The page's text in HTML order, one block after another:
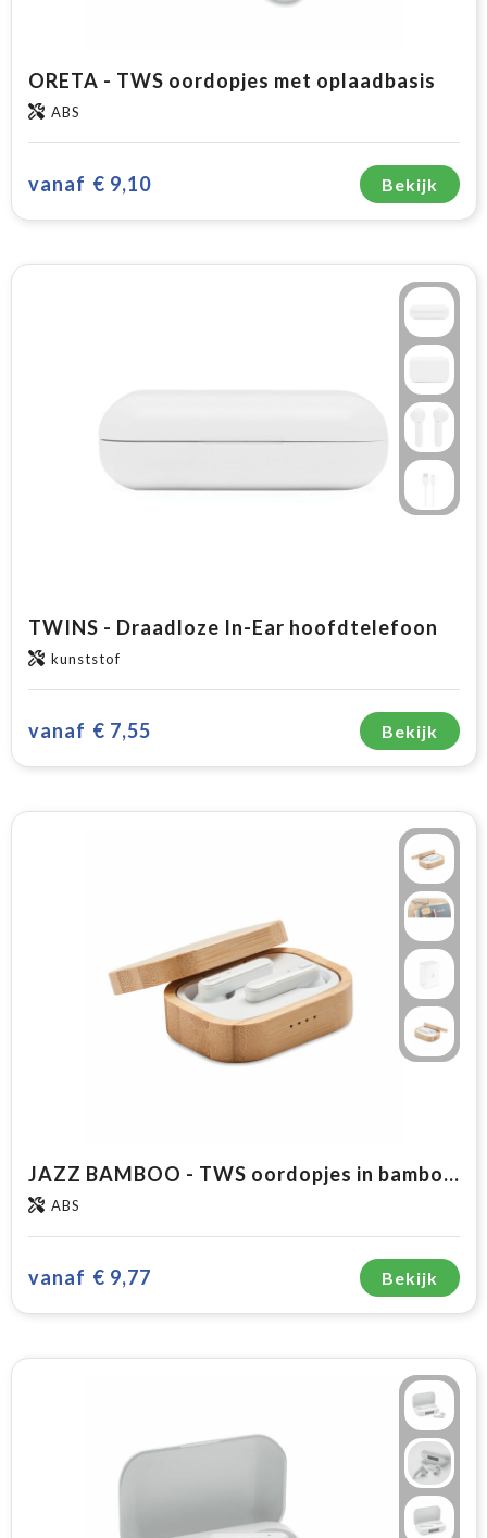
ORETA - TWS oordopjes met oplaadbasis
ABS
vanaf € 9,10 Bekijk
TWINS - Draadloze In-Ear hoofdtelefoon
kunststof
vanaf € 7,55 Bekijk
JAZZ BAMBOO - TWS oordopjes in bamboe hoesje
ABS
vanaf € 9,77 Bekijk